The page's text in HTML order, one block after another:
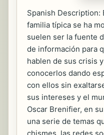
Spanish Description:
familia típica se ha
suelen ser la fuente
de información para
hablen de sus crisis
conocerlos dando
con ellos sin
sus intereses y el
Oscar Brenifier, en
una serie de temas